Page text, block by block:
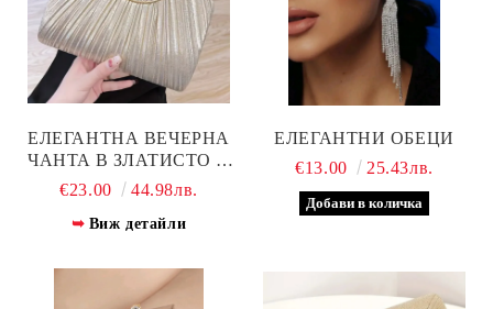
ЕЛЕГАНТНА ВЕЧЕРНА
ЧАНТА В ЗЛАТИСТО И
СРЕБРИСТО
€23.00 44.98лв.
Виж детайли
ЕЛЕГАНТНИ ОБЕЦИ
€13.00
25.43лв.